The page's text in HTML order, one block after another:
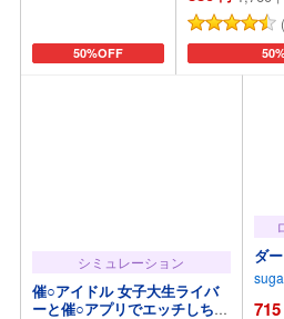
50%OFF
カートに追加 カ
シミュレーション
催○アイドル 女子大生ライバ
ーと催○アプリでエッチしちゃ
ダ
715